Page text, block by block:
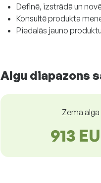
Definē, izstrādā un
Konsultē produkta
Piedalās jauno
Algu diapazons
Zema alga
913